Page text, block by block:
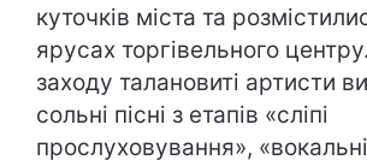
куточків міста та
ярусах торгівельного
заходу талановиті артисти
сольні пісні з етапів «сліпі
прослуховування»,